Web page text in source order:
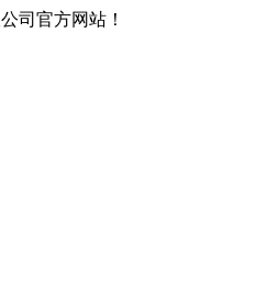
司官方网站！